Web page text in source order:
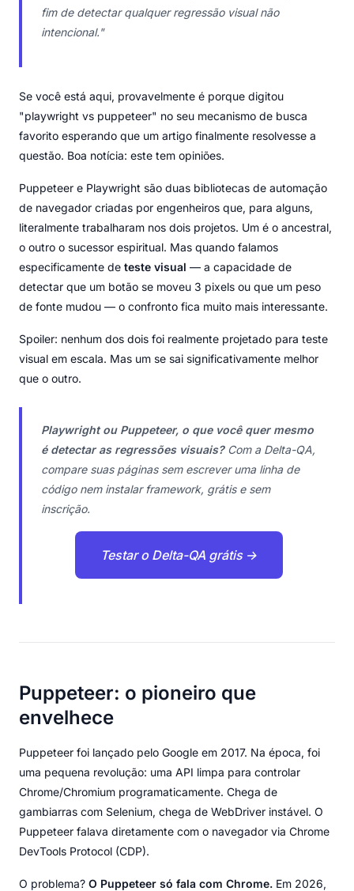
fim de detectar qualquer regressão visual não
intencional."
Se você está aqui, provavelmente é porque digitou
"playwright vs puppeteer" no seu mecanismo de busca
favorito esperando que um artigo finalmente resolvesse a
questão. Boa notícia: este tem opiniões.
Puppeteer e Playwright são duas bibliotecas de automação
de navegador criadas por engenheiros que, para alguns,
literalmente trabalharam nos dois projetos. Um é o ancestral,
o outro o sucessor espiritual. Mas quando falamos
especificamente de teste visual — a capacidade de
detectar que um botão se moveu 3 pixels ou que um peso
de fonte mudou — o confronto fica muito mais interessante.
Spoiler: nenhum dos dois foi realmente projetado para teste
visual em escala. Mas um se sai significativamente melhor
que o outro.
Playwright ou Puppeteer, o que você quer mesmo
é detectar as regressões visuais?Com a Delta-QA,
compare suas páginas sem escrever uma linha de
código nem instalar framework, grátis e sem
inscrição.
Testar o Delta-QA grátis →
Puppeteer: o pioneiro que
envelhece
Puppeteer foi lançado pelo Google em 2017. Na época, foi
uma pequena revolução: uma API limpa para controlar
Chrome/Chromium programaticamente. Chega de
gambiarras com Selenium, chega de WebDriver instável. O
Puppeteer falava diretamente com o navegador via Chrome
DevTools Protocol (CDP).
O problema? O Puppeteer só fala com Chrome. Em 2026,